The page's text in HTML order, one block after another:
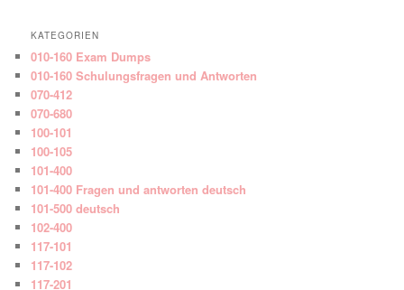
KATEGORIEN
010-160 Exam Dumps
010-160 Schulungsfragen und Antworten
070-412
070-680
100-101
100-105
101-400
101-400 Fragen und antworten deutsch
101-500 deutsch
102-400
117-101
117-102
117-201